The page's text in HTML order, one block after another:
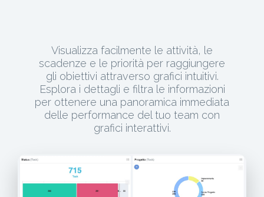
Visualizza facilmente le attività, le
scadenze e le priorità per raggiungere
gli obiettivi attraverso grafici intuitivi.
Esplora i dettagli e filtra le informazioni
per ottenere una panoramica immediata
delle performance del tuo team con
grafici interattivi.